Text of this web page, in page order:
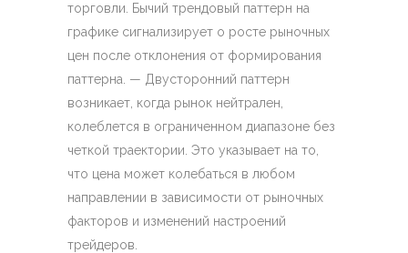
торговли. Бычий трендовый паттерн на
графике сигнализирует о росте рыночных
цен после отклонения от формирования
паттерна. — Двусторонний паттерн
возникает, когда рынок нейтрален,
колеблется в ограниченном диапазоне без
четкой траектории. Это указывает на то,
что цена может колебаться в любом
направлении в зависимости от рыночных
факторов и изменений настроений
трейдеров.